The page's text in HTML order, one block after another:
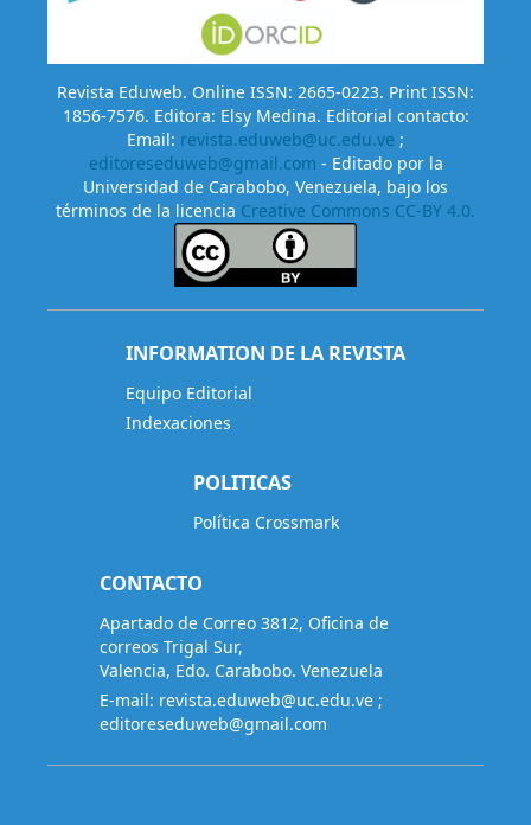
Revista Eduweb. Online ISSN: 2665-0223. Print ISSN:
1856-7576. Editora: Elsy Medina. Editorial contacto:
Email: revista.eduweb@uc.edu.ve ;
editoreseduweb@gmail.com - Editado por la
Universidad de Carabobo, Venezuela, bajo los
términos de la licencia Creative Commons CC-BY 4.0.
INFORMATION DE LA REVISTA
Equipo Editorial
Indexaciones
POLITICAS
Política Crossmark
CONTACTO
Apartado de Correo 3812, Oficina de
correos Trigal Sur,
Valencia, Edo. Carabobo. Venezuela
E-mail: revista.eduweb@uc.edu.ve ;
editoreseduweb@gmail.com